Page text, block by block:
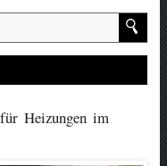
Heizungen im